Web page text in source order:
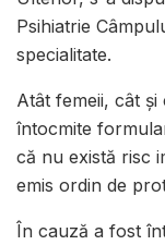
Psihiatrie
specialitate.
Atât femeii, cât
întocmite
că nu există risc
emis ordin de
În cauză a fost